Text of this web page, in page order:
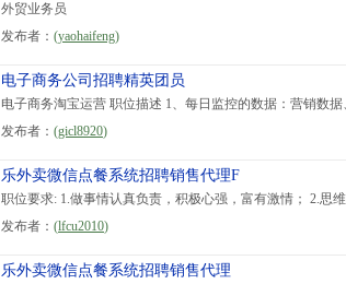
外贸业务员
发布者： (yaohaifeng)
电子商务公司招聘精英团员
电子商务淘宝运营 职位描述 1、每日监控的数据：营销数
发布者： (gicl8920)
乐外卖微信点餐系统招聘销售代理F
职位要求: 1.做事情认真负责，积极心强，富有激情； 2.思
发布者： (lfcu2010)
乐外卖微信点餐系统招聘销售代理